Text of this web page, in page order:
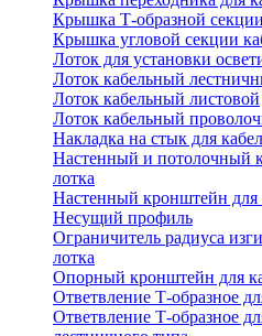
Крышка Т-образной секции
Крышка угловой секции
Лоток для установки
Лоток кабельный
Лоток кабельный листовой
Лоток кабельный
Накладка на стык для
Настенный и потолочный
лотка
Настенный кронштейн для
Несущий профиль
Ограничитель радиуса
лотка
Опорный кронштейн для
Ответвление Т-образное
Ответвление Т-образное